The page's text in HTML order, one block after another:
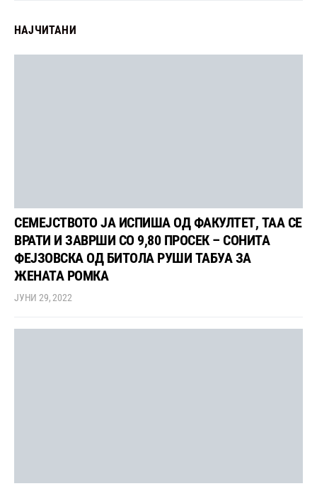
НАЈЧИТАНИ
СЕМЕЈСТВОТО ЈА ИСПИША ОД ФАКУЛТЕТ, ТАА СЕ
ВРАТИ И ЗАВРШИ СО 9,80 ПРОСЕК – СОНИТА
ФЕЈЗОВСКА ОД БИТОЛА РУШИ ТАБУА ЗА
ЖЕНАТА РОМКА
ЈУНИ 29, 2022